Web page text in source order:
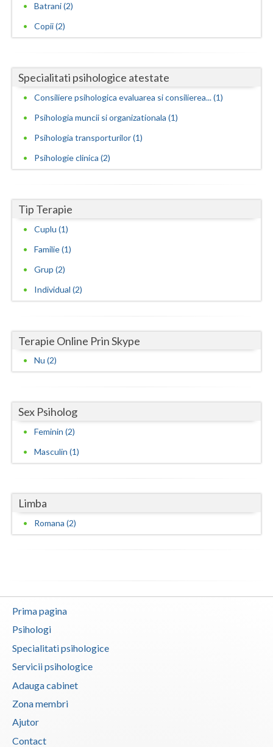
Teleorman
Timis
Tulcea
Valcea
Vaslui
Vrancea
Batrani (2)
Copii (2)
Specialitati psihologice atestate
Consiliere psihologica evaluarea si consilierea... (1)
Psihologia muncii si organizationala (1)
Psihologia transporturilor (1)
Psihologie clinica (2)
Tip Terapie
Cuplu (1)
Familie (1)
Grup (2)
Individual (2)
Terapie Online Prin Skype
Nu (2)
Sex Psiholog
Feminin (2)
Masculin (1)
Limba
Romana (2)
Prima pagina
Psihologi
Specialitati psihologice
Servicii psihologice
Adauga cabinet
Zona membri
Ajutor
Contact